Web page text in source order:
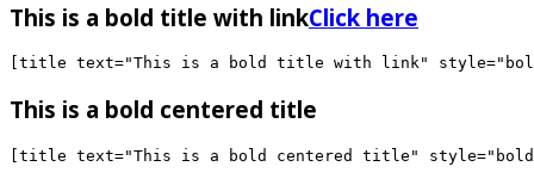
This is a bold title with linkClick here
This is a bold centered title